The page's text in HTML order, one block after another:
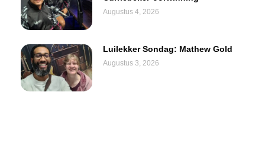
Augustus 4, 2026
Luilekker Sondag: Mathew Gold
Augustus 3, 2026